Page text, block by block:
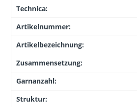
Technica:
Artikelnummer:
Artikelbezeichnung:
Zusammensetzung:
Garnanzahl:
Struktur: